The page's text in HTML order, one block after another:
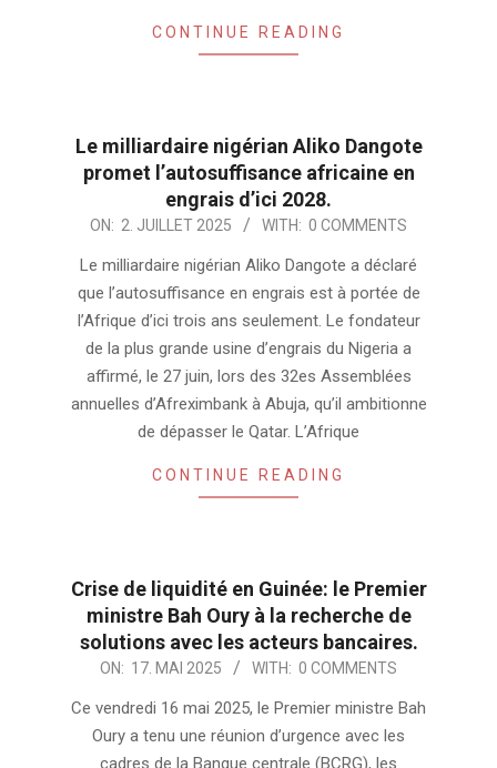
CONTINUE READING
Le milliardaire nigérian Aliko Dangote
promet l’autosuffisance africaine en
engrais d’ici 2028.
2025-
ON: 2. JUILLET 2025 WITH: 0 COMMENTS
Le milliardaire nigérian Aliko Dangote a déclaré
que l’autosuffisance en engrais est à portée de
l’Afrique d’ici trois ans seulement. Le fondateur
de la plus grande usine d’engrais du Nigeria a
affirmé, le 27 juin, lors des 32es Assemblées
annuelles d’Afreximbank à Abuja, qu’il ambitionne
de dépasser le Qatar. L’Afrique
CONTINUE READING
Crise de liquidité en Guinée: le Premier
ministre Bah Oury à la recherche de
solutions avec les acteurs bancaires.
2025-ON: 17. MAI 2025 WITH: 0 COMMENTS
Ce vendredi 16 mai 2025, le Premier ministre Bah
Oury a tenu une réunion d’urgence avec les
cadres de la Banque centrale (BCRG), les